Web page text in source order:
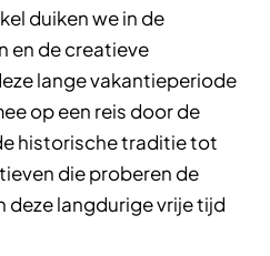
duiken we in de
en de creatieve
lange vakantieperiode
op een reis door de
historische traditie tot
die proberen de
langdurige vrije tijd